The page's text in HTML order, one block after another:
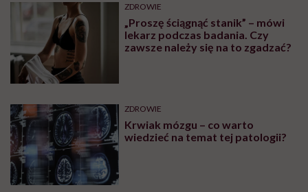
ZDROWIE
„Proszę ściągnąć stanik” – mówi
lekarz podczas badania. Czy
zawsze należy się na to zgadzać?
ZDROWIE
Krwiak mózgu – co warto
wiedzieć na temat tej patologii?